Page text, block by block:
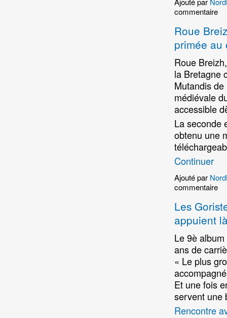
commentaire
Roue
primée au
Roue
la Bretagne
Mutandis
médiévale
accessible
La seconde
obtenu une
Continuer
Ajouté par
commentaire
Les
appuient
Le 9è
ans de
« Le plus
Et une fois
servent une
Rencontre